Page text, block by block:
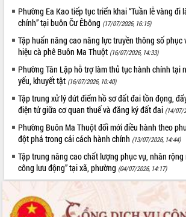
mới
Chuyển đổi số 'mở đường' cho nông
nghiệp Đắk Lắk tăng trưởng bứt phá
Triển khai đồng bộ đo đạc, lập hồ sơ
địa chính, hoàn thiện cơ sở dữ liệu đất
đai
Ứng dụng sinh trắc học - Bước tiến
trong hành trình chuyển đổi số tại Đắk
Đắk Lắk nâng cao hiệu quả công tác
Đảng từ Sổ tay đảng viên điện tử
Đắk Lắk đẩy mạnh nuôi biển công
nghệ, hướng tới phát triển thủy sản
Tập huấn nâng cao năng lực triển khai
chuyển đổi số cho cán bộ, công chức
Phường Ea Kao tiếp tục triển khai “Tuần lễ vàng đi
chính” tại buôn Čư Êbông (17/07/2026, 16:15)
Tập huấn nâng cao năng lực truyền thông số phục
hiệu cà phê Buôn Ma Thuột (16/07/2026, 14:33)
Phường Tân Lập hỗ trợ làm thủ tục hành chính tại
yếu, khuyết tật (16/07/2026, 10:40)
Tập trung xử lý dứt điểm hồ sơ đất đai tồn đọng,
điện tử giữa cơ quan thuế và đăng ký đất đai (14/07/
Phường Buôn Ma Thuột đổi mới điều hành theo
đột phá trong cải cách hành chính (13/07/2026, 14:44)
Tập trung nâng cao chất lượng phục vụ, nhân rộng
công lưu động” tại xã, phường (04/07/2026, 14:17)